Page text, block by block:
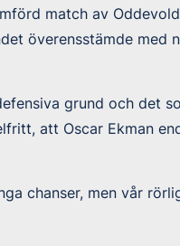
match av
överensstämde med
grund och det
att Oscar Ekman
chanser, men vår